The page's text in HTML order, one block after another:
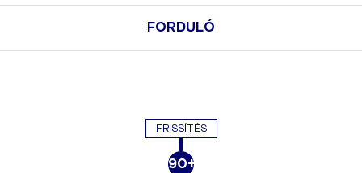
FORDULÓ
FRISSÍTÉS
90+8